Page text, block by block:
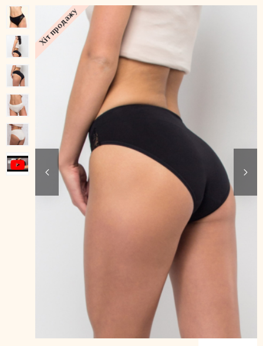
Хіт продажу